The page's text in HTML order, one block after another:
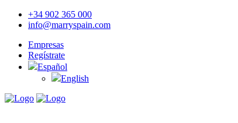
+34 902 365 000
info@marryspain.com
Empresas
Regístrate
Español
English